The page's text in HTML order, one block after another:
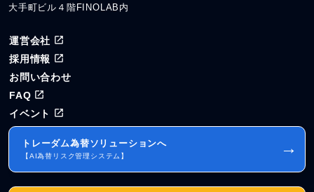
大手町ビル４階FINOLAB内
運営会社
採用情報
お問い合わせ
FAQ
イベント
トレーダム為替ソリューションへ
【AI為替リスク管理システム】 →